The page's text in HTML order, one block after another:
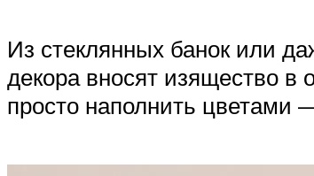
Из стеклянных банок или
декора вносят изящество
просто наполнить цветами